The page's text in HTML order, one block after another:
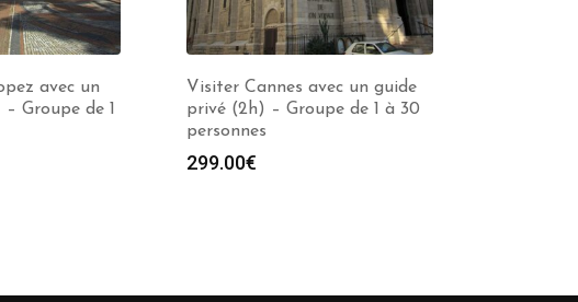
avec un
Groupe de 1
Visiter Cannes avec un guide
privé (2h) – Groupe de 1 à 30
personnes
299.00€